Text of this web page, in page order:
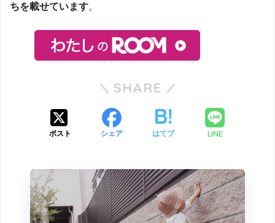
ちを載せています。
SHARE
ポスト シェア はてブ LINE